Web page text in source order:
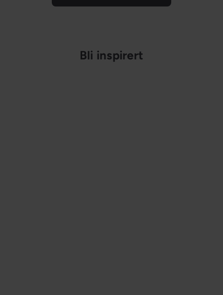
s
Bli inspirert